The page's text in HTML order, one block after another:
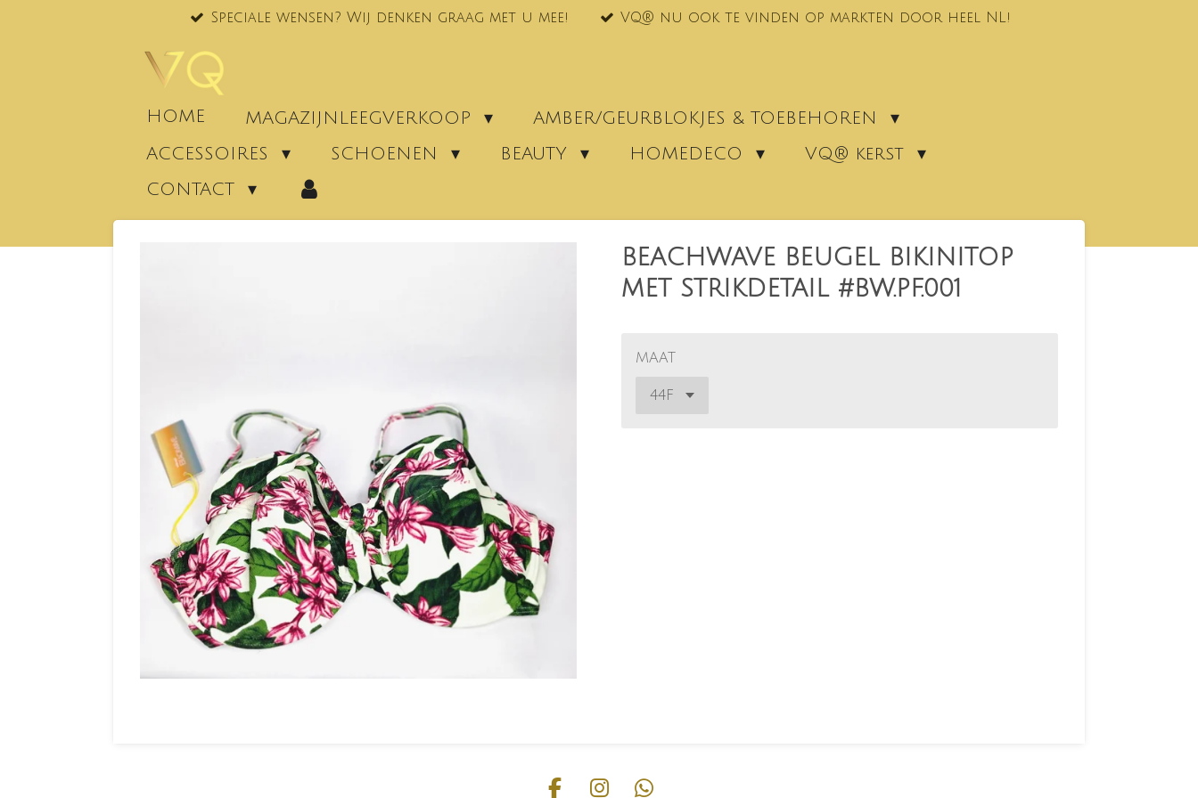
Speciale wensen? Wij denken graag met u mee! VQ® nu ook te vinden op markten door heel NL!
HOME MAGAZIJNLEEGVERKOOP
AMBER/GEURBLOKJES & TOEBEHOREN
ACCESSOIRES
SCHOENEN BEAUTY HOMEDECO
VQ® kerst
CONTACT
BEACHWAVE BEUGEL BIKINITOP
MET STRIKDETAIL #BW.PF.001
MAAT